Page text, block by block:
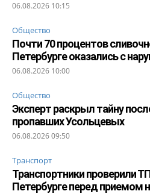
06.08.2026 10:15
Общество
Почти 70 процентов
Петербурге оказались с
06.08.2026 10:00
Общество
Эксперт раскрыл тайну
пропавших Усольцевых
06.08.2026 09:50
Транспорт
Транспортники проверили
Петербурге перед приемом